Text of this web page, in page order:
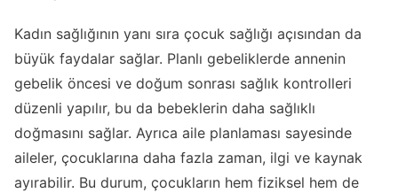
Kadın sağlığının yanı sıra çocuk sağlığı açısından da
büyük faydalar sağlar. Planlı gebeliklerde annenin
gebelik öncesi ve doğum sonrası sağlık kontrolleri
düzenli yapılır, bu da bebeklerin daha sağlıklı
doğmasını sağlar. Ayrıca aile planlaması sayesinde
aileler, çocuklarına daha fazla zaman, ilgi ve kaynak
ayırabilir. Bu durum, çocukların hem fiziksel hem de